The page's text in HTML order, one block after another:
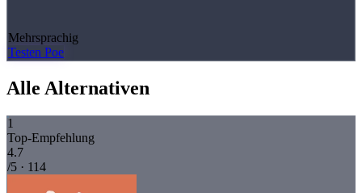
Mehrsprachig
Testen Poe
Alle Alternativen
1
Top-Empfehlung
4.7
/5 · 114